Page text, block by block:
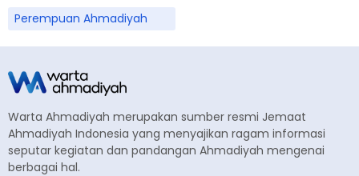
Perempuan Ahmadiyah
Warta Ahmadiyah merupakan sumber resmi Jemaat
Ahmadiyah Indonesia yang menyajikan ragam informasi
seputar kegiatan dan pandangan Ahmadiyah mengenai
berbagai hal.